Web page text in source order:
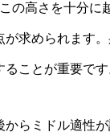
の高さを十分に
求められます
ことが重要です
らミドル適性が